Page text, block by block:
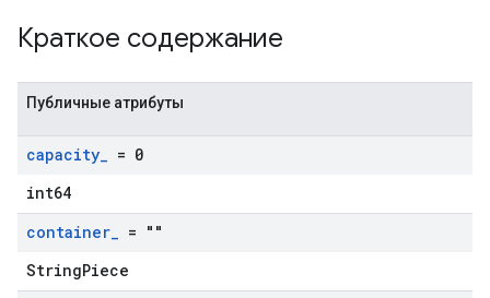
Краткое содержание
Публичные атрибуты
capacity_ = 0
int64
container_ = ""
StringPiece